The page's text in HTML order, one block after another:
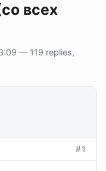
всех
— 119 replies,
#1